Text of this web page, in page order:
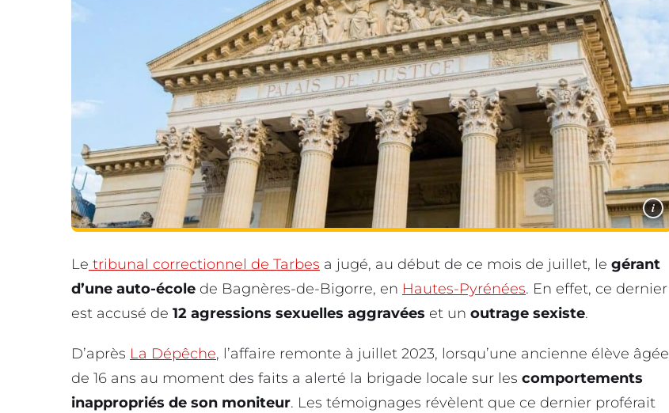
i
Le tribunal correctionnel de Tarbes a jugé, au début de ce mois de juillet, le gérant
d’une auto-école de Bagnères-de-Bigorre, en Hautes-Pyrénées. En effet, ce dernier
est accusé de 12 agressions sexuelles aggravées et un outrage sexiste.
D’après La Dépêche, l’affaire remonte à juillet 2023, lorsqu’une ancienne élève âgée
de 16 ans au moment des faits a alerté la brigade locale sur les comportements
inappropriés de son moniteur. Les témoignages révèlent que ce dernier proférait